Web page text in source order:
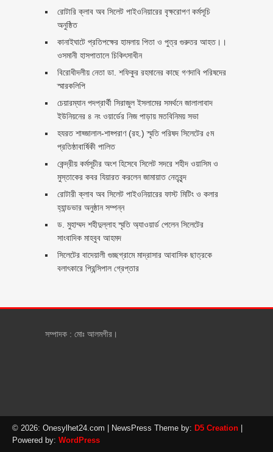
রোটারি ক্লাব অব সিলেট পাইওনিয়ারের বৃক্ষরোপণ কর্মসূচি
অনুষ্ঠিত
কানাইঘাটে প্রতিপক্ষের হামলায় পিতা ও পুত্র গুরুতর আহত।।
ওসমানী হাসপাতালে চিকিৎসাধীন
বিরোধীদলীয় নেতা ডা. শফিকুর রহমানের কাছে গণদাবি পরিষদের
স্মারকলিপি ‎
চেয়ারম্যান পদপ্রার্থী সিরাজুল ইসলামের সমর্থনে জালালাবাদ
ইউনিয়নের ৪ নং ওয়ার্ডের নিজ পাড়ায় মতবিনিময় সভা
হযরত শাহ্জালাল-শাহ্পরাণ (রহ.) স্মৃতি পরিষদ সিলেটের ৫ম
প্রতিষ্ঠাবার্ষিকী পালিত ‎​
কেন্দ্রীয় কর্মসূচীর অংশ হিসেবে সিলেট সদরে শহীদ ওয়াসিম ও
মুস্তাকের কবর যিয়ারত করলেন জামায়াত নেতৃবৃন্দ ‎
রোটারী ক্লাব অব সিলেট পাইওনিয়ারের ফাস্ট মিটিং ও কলার
হ্যান্ডভার অনুষ্ঠান সম্পন্ন
ড. মুহাম্মদ শহীদুল্লাহ স্মৃতি অ্যাওয়ার্ড পেলেন সিলেটের
সাংবাদিক মাহবুব আহমদ
সিলেটের বাদেয়ালী গুচ্ছগ্রামে মাদ্রাসার আবাসিক ছাত্রকে
বলাৎকারে প্রিন্সিপাল গ্রেপ্তার ‎
সম্পাদক : মোঃ আলমগীর।
© 2026: Onesylhet24.com | NewsPress Theme by: D5 Creation
Powered by: WordPress